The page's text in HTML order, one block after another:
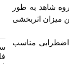
شاهد به طور
میزان اثربخشی
اضطرابی مناسب